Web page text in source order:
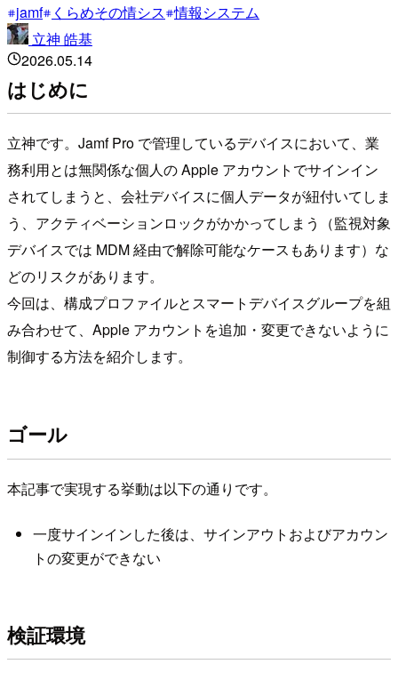
jamf くらめその情シス 情報システム
立神 皓基
2026.05.14
はじめに
立神です。Jamf Pro で管理しているデバイスにおいて、業
務利用とは無関係な個人の Apple アカウントでサインイン
されてしまうと、会社デバイスに個人データが紐付いてしま
う、アクティベーションロックがかかってしまう（監視対象
デバイスでは MDM 経由で解除可能なケースもあります）な
どのリスクがあります。
今回は、構成プロファイルとスマートデバイスグループを組
み合わせて、Apple アカウントを追加・変更できないように
制御する方法を紹介します。
ゴール
本記事で実現する挙動は以下の通りです。
一度サインインした後は、サインアウトおよびアカウン
トの変更ができない
検証環境